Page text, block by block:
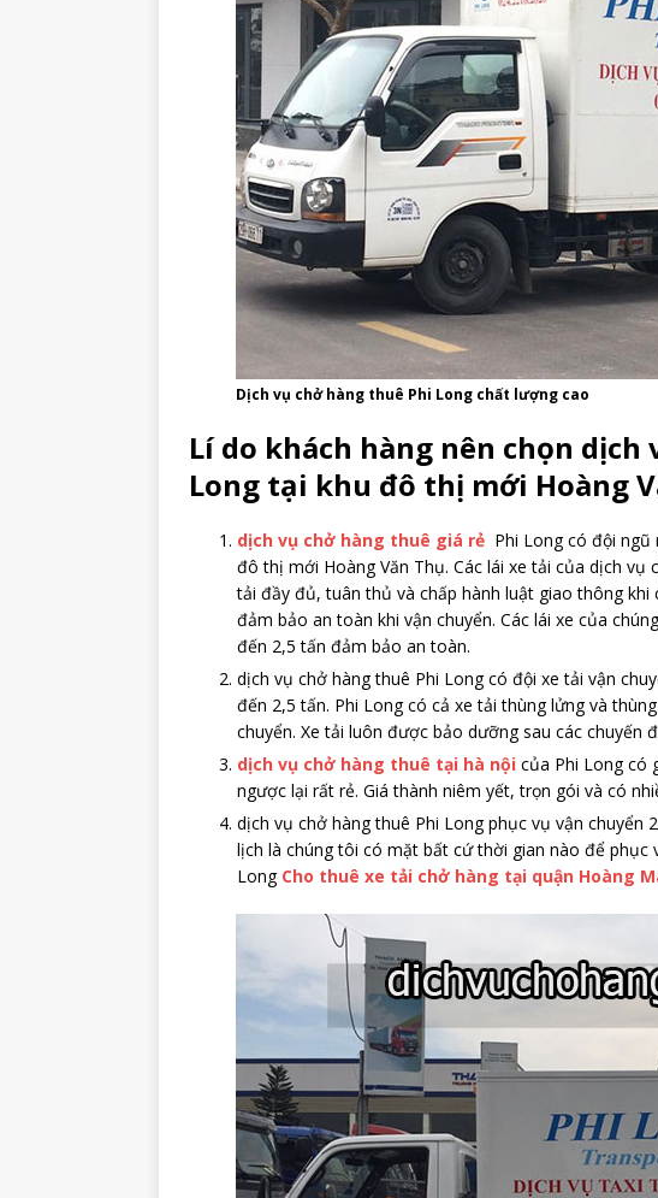
Dịch vụ chở hàng thuê Phi Long chất lượng cao
Lí do khách hàng nên chọn dịch
Long tại khu đô thị mới Hoàng
dịch vụ chở hàng thuê giá rẻ Phi Long có đội ngũ
đô thị mới Hoàng Văn Thụ. Các lái xe tải của dịch vụ
tải đầy đủ, tuân thủ và chấp hành luật giao thông
đảm bảo an toàn khi vận chuyển. Các lái xe của
đến 2,5 tấn đảm bảo an toàn.
dịch vụ chở hàng thuê Phi Long có đội xe tải vận
đến 2,5 tấn. Phi Long có cả xe tải thùng lửng và
chuyển. Xe tải luôn được bảo dưỡng sau các chuyến
dịch vụ chở hàng thuê tại hà nội của Phi Long có
ngược lại rất rẻ. Giá thành niêm yết, trọn gói và có
dịch vụ chở hàng thuê Phi Long phục vụ vận chuyển
lịch là chúng tôi có mặt bất cứ thời gian nào để phục
Long Cho thuê xe tải chở hàng tại quận Hoàng